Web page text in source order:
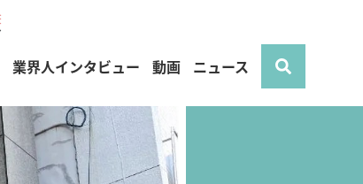
業界人インタビュー 動画 ニュース